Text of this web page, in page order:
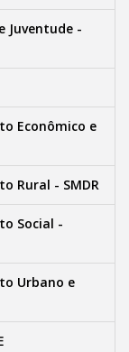
Juventude -
Econômico e
Rural - SMDR
Social -
Urbano e